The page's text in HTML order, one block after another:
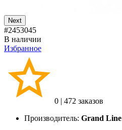
Next
#2453045
В наличии
Избранное
0 | 472 заказов
Производитель: Grand Line